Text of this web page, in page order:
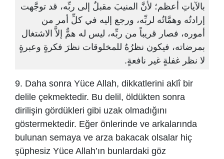
بالآياتِ أعظم؛ لأنَّ المنيبَ مقبلٌ إلى ربِّه، قد توجَّهت
إرادتُه وهمَّاتُه لربِّه، ورجع إليه في كلِّ أمر من
أموره، فصار قريباً من ربِّه، ليس له همٌّ إلاَّ الاشتغال
بمرضاته، فيكون نظرُهُ للمخلوقات نظرَ فكرةٍ وعبرةٍ
لا نظر غفلةٍ غير نافعةٍ.
9. Daha sonra Yüce Allah, dikkatlerini aklî bir
delile çekmektedir. Bu delil, öldükten sonra
dirilişin gördükleri gibi uzak olmadığını
göstermektedir. Eğer önlerinde ve arkalarında
bulunan semaya ve arza bakacak olsalar hiç
şüphesiz Yüce Allah’ın bunlardaki göz